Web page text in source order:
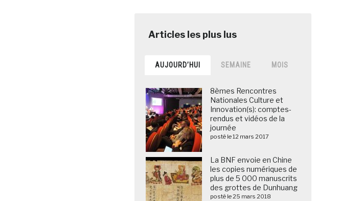
AUJOURD’HUI SEMAINE MOIS
8èmes Rencontres
Nationales Culture et
Innovation(s): comptes-
rendus et vidéos de la
journée
posté le 12 mars 2017
La BNF envoie en Chine
les copies numériques de
plus de 5 000 manuscrits
des grottes de Dunhuang
posté le 25 mars 2018